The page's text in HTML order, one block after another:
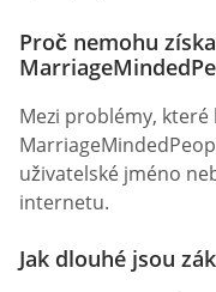
Proč nemohu
Mezi problémy,
uživatelské jméno
internetu.
Jak dlouhé jsou